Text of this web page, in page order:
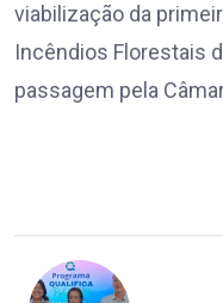
viabilização da
Incêndios Florestais
passagem pela